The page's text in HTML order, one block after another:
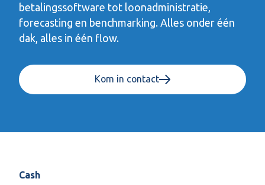
betalingssoftware tot loonadministratie,
forecasting en benchmarking. Alles onder één
dak, alles in één flow.
Kom in contact
Cash